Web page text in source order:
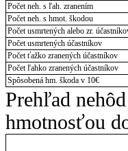
Počet neh. s ľah. zranením
Počet neh. s hmot. škodou
Počet usmrtených alebo zr.
Počet usmrtených účastníkov
Počet ťažko zranených účastníkov
Počet ľahko zranených účastníkov
Spôsobená hm. škoda v 10€
Prehľad
hmotnosťou